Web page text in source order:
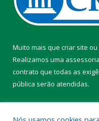
Muito mais que criar site ou
Realizamos uma assessoria
contrato que todas as
pública serão atendidas.